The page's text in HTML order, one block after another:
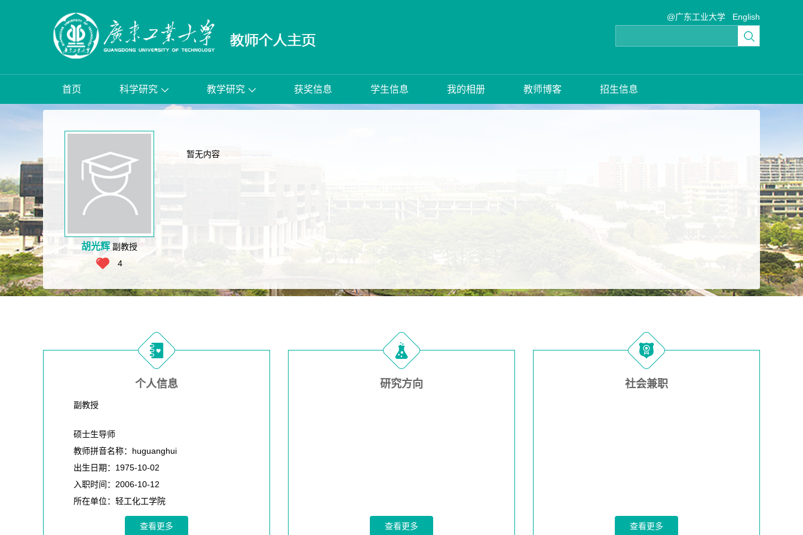
@广东工业大学 English
首页 科学研究 教学研究 获奖信息 学生信息 我的相册 教师博客 招生信息
胡光辉 副教授
4
暂无内容
个人信息
副教授
硕士生导师
教师拼音名称：huguanghui
出生日期：1975-10-02
入职时间：2006-10-12
所在单位：轻工化工学院
查看更多
研究方向
查看更多
社会兼职
查看更多